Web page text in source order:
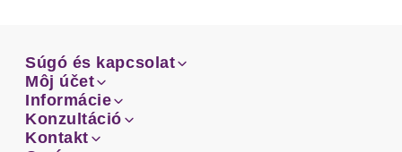
Súgó és kapcsolat
Email
Facebook
Súgó és kapcsolat
Email
Môj účet
Prehľad objednávok
Môj účet
Prehľad objednávok
Informácie
Doprava
Informácie
Konzultáció
Sprievodca-veľkosťami
Konzultáció
Kontakt